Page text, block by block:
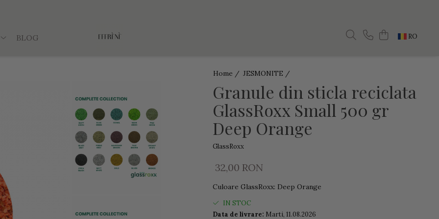
RO
BLOG
Home / JESMONITE /
Granule din sticla reciclata
GlassRoxx Small 500 gr
Deep Orange
GlassRoxx
32,00 RON
Culoare GlassRoxx: Deep Orange
IN STOC
Data de livrare: Marti, 11.08.2026